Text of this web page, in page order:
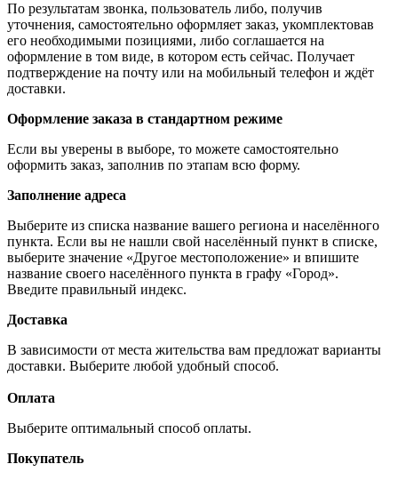
По результатам звонка, пользователь либо, получив
уточнения, самостоятельно оформляет заказ, укомплектовав
его необходимыми позициями, либо соглашается на
оформление в том виде, в котором есть сейчас. Получает
подтверждение на почту или на мобильный телефон и ждёт
доставки.
Оформление заказа в стандартном режиме
Если вы уверены в выборе, то можете самостоятельно
оформить заказ, заполнив по этапам всю форму.
Заполнение адреса
Выберите из списка название вашего региона и населённого
пункта. Если вы не нашли свой населённый пункт в списке,
выберите значение «Другое местоположение» и впишите
название своего населённого пункта в графу «Город».
Введите правильный индекс.
Доставка
В зависимости от места жительства вам предложат варианты
доставки. Выберите любой удобный способ.
Оплата
Выберите оптимальный способ оплаты.
Покупатель